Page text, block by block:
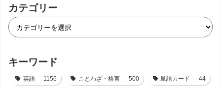
カテゴリー
キーワード
英語 1156 ことわざ・格言 500 単語カード 44